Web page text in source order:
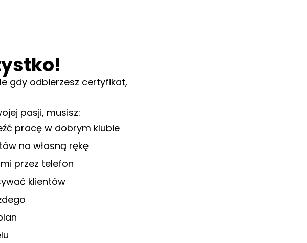
gdy odbierzesz certyfikat,
pasji, musisz:
pracę w dobrym klubie
na własną rękę
przez telefon
klientów